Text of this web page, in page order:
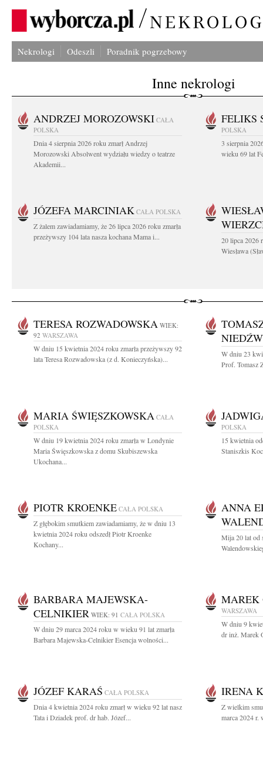
Nekrologi Odeszli Poradnik pogrzebowy
Inne nekrologi
ANDRZEJ MOROZOWSKI CAŁA
POLSKA
Dnia 4 sierpnia 2026 roku zmarł Andrzej
Morozowski Absolwent wydziału wiedzy o teatrze
Akademii...
FELIKS
POLSKA
3 sierpnia
wieku 69 lat
JÓZEFA MARCINIAK CAŁA POLSKA
Z żalem zawiadamiamy, że 26 lipca 2026 roku zmarła
przeżywszy 104 lata nasza kochana Mama i...
20 lipca 2026
Wiesława
TERESA ROZWADOWSKA WIEK:
92 WARSZAWA
W dniu 15 kwietnia 2024 roku zmarła przeżywszy 92
lata Teresa Rozwadowska (z d. Konieczyńska)...
W dniu 23
Prof. Tomasz
MARIA ŚWIĘSZKOWSKA CAŁA
POLSKA
W dniu 19 kwietnia 2024 roku zmarła w Londynie
Maria Święszkowska z domu Skubiszewska
Ukochana...
POLSKA
15 kwietnia
Staniszkis
PIOTR KROENKE CAŁA POLSKA
Z głębokim smutkiem zawiadamiamy, że w dniu 13
kwietnia 2024 roku odszedł Piotr Kroenke
Kochany...
ANNA
Mija 20 lat od
BARBARA MAJEWSKA-
CELNIKIER WIEK: 91 CAŁA POLSKA
W dniu 29 marca 2024 roku w wieku 91 lat zmarła
Barbara Majewska-Celnikier Esencja wolności...
MAREK
WARSZAWA
W dniu 9
dr inż. Marek
JÓZEF KARAŚ CAŁA POLSKA
Dnia 4 kwietnia 2024 roku zmarł w wieku 92 lat nasz
Tata i Dziadek prof. dr hab. Józef...
IRENA
Z wielkim
marca 2024 r.